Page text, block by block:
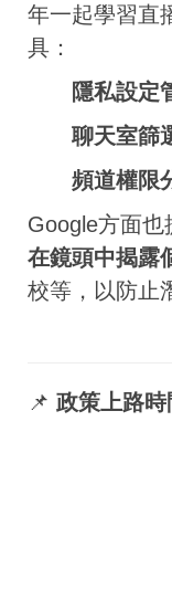
年一起學習直
具：
隱私設定
聊天室篩
頻道權限
Google方面
在鏡頭中揭露
校等，以防止
📌 政策上路